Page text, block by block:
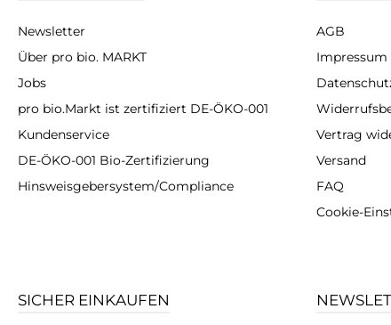
Newsletter
Über pro bio. MARKT
Jobs
pro bio.Markt ist zertifiziert DE-ÖKO-001
Kundenservice
DE-ÖKO-001 Bio-Zertifizierung
Hinsweisgebersystem/Compliance
AGB
Impressum
Vertrag
Versand
FAQ
Cookie-
SICHER EINKAUFEN